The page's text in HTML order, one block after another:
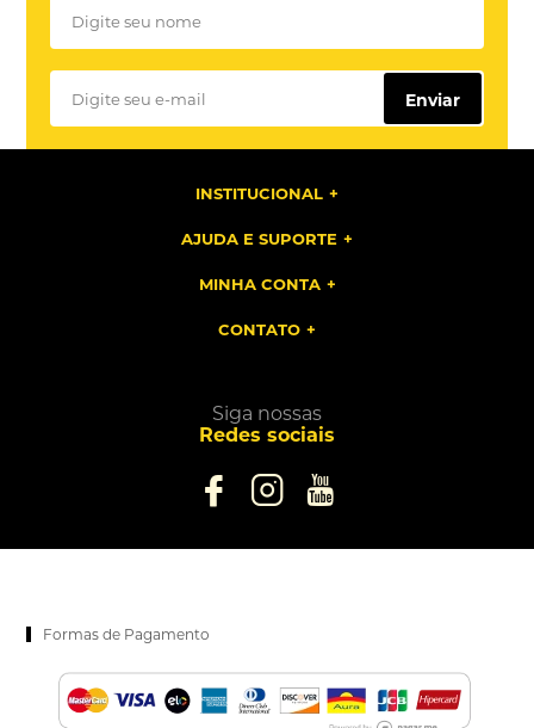
Enviar
INSTITUCIONAL
AJUDA E SUPORTE
MINHA CONTA
CONTATO
Siga nossas
Redes sociais
Formas de Pagamento